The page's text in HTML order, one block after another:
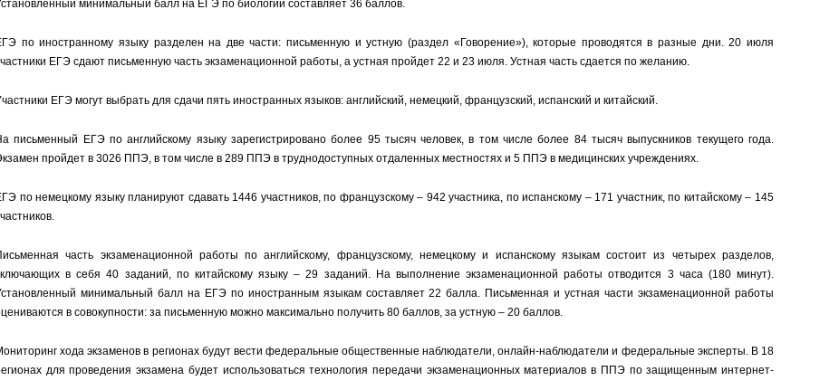
минимальный балл на ЕГЭ по биологии составляет 36 баллов.
по иностранному языку разделен на две части: письменную и устную (раздел «Говорение»), которые проводятся в разные дни. 20 июля
ЕГЭ сдают письменную часть экзаменационной работы, а устная пройдет 22 и 23 июля. Устная часть сдается по желанию.
ЕГЭ могут выбрать для сдачи пять иностранных языков: английский, немецкий, французский, испанский и китайский.
письменный ЕГЭ по английскому языку зарегистрировано более 95 тысяч человек, в том числе более 84 тысяч выпускников текущего года.
пройдет в 3026 ППЭ, в том числе в 289 ППЭ в труднодоступных отдаленных местностях и 5 ППЭ в медицинских учреждениях.
по немецкому языку планируют сдавать 1446 участников, по французскому – 942 участника, по испанскому – 171 участник, по китайскому – 145
часть экзаменационной работы по английскому, французскому, немецкому и испанскому языкам состоит из четырех разделов,
в себя 40 заданий, по китайскому языку – 29 заданий. На выполнение экзаменационной работы отводится 3 часа (180 минут).
минимальный балл на ЕГЭ по иностранным языкам составляет 22 балла. Письменная и устная части экзаменационной работы
в совокупности: за письменную можно максимально получить 80 баллов, за устную – 20 баллов.
хода экзаменов в регионах будут вести федеральные общественные наблюдатели, онлайн-наблюдатели и федеральные эксперты. В 18
для проведения экзамена будет использоваться технология передачи экзаменационных материалов в ППЭ по защищенным интернет-